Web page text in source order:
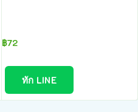
฿72
ทัก LINE